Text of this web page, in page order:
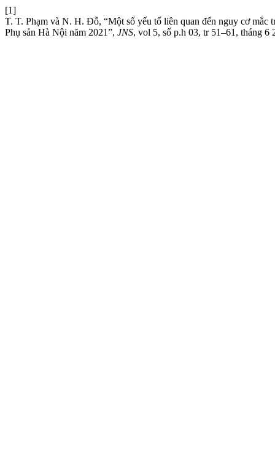
[1]
T. T. Phạm và N. H. Đỗ, “Một số yếu tố liên quan đến nguy cơ mắc
Phụ sản Hà Nội năm 2021”, JNS, vol 5, số p.h 03, tr 51–61, tháng 6